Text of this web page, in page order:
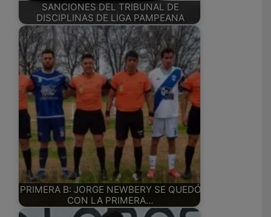
SANCIONES DEL TRIBUNAL DE
DISCIPLINAS DE LIGA PAMPEANA
PRIMERA B: JORGE NEWBERY SE QUEDÓ
CON LA PRIMERA…